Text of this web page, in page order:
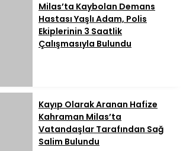
Milas’ta Kaybolan Demans
Hastası Yaşlı Adam, Polis
Ekiplerinin 3 Saatlik
Çalışmasıyla Bulundu
Kayıp Olarak Aranan Hafize
Kahraman Milas’ta
Vatandaşlar Tarafından Sağ
Salim Bulundu